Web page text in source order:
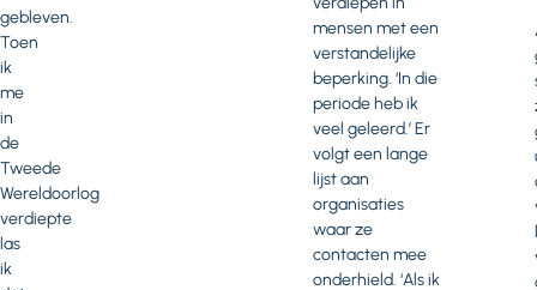
gebleven.
Toen
ik
me
in
de
Tweede
Wereldoorlog
verdiepte
las
ik
mensen met een
verstandelijke
beperking. ‘In die
periode heb ik
veel geleerd.’ Er
volgt een lange
lijst aan
organisaties
waar ze
contacten mee
onderhield. ‘Als ik